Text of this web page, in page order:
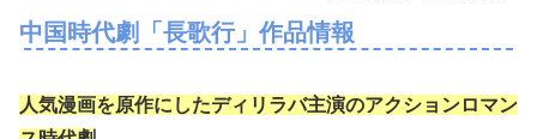
中国時代劇「長歌行」作品情報
人気漫画を原作にしたディリラバ主演のアクションロマン